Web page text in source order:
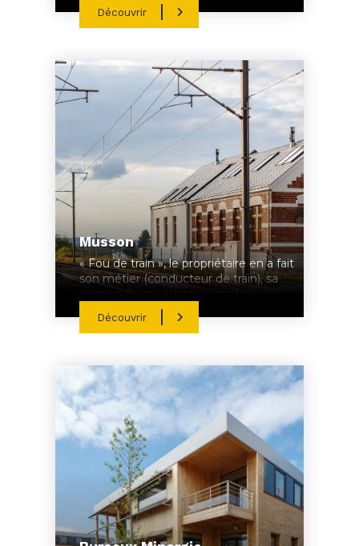
Découvrir
Musson
« Fou de train », le propriétaire en a fait
son métier (conducteur de train), sa
passion (le modélisme), son logis, en
restaurant une gare.
Découvrir